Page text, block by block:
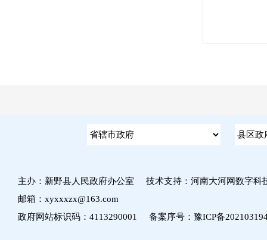
主办：新野县人民政府办公室 技术支持：河南大河网数字科
邮箱：xyxxxzx@163.com
政府网站标识码：4113290001 备案序号： 豫ICP备